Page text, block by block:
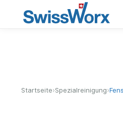
Startseite›Spezialreinigung›